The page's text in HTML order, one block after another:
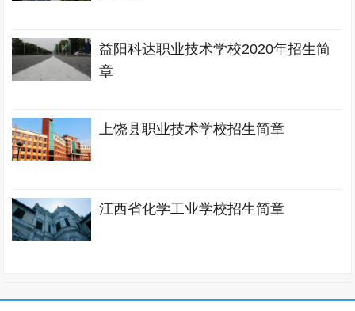
益阳科达职业技术学校2020年招生简
章
上饶县职业技术学校招生简章
江西省化学工业学校招生简章